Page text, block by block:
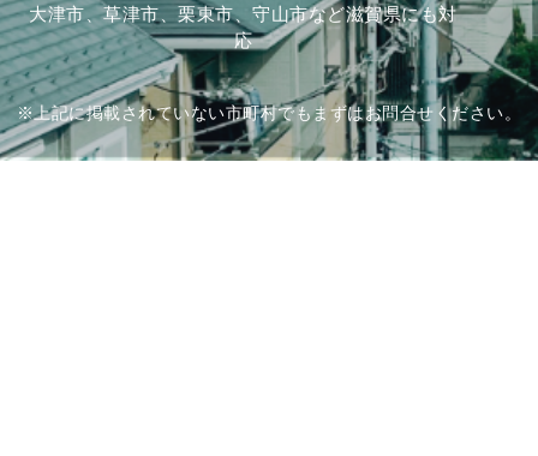
大津市、草津市、栗東市、守山市など滋賀県にも対
応
※上記に掲載されていない市町村でもまずはお問合せください。